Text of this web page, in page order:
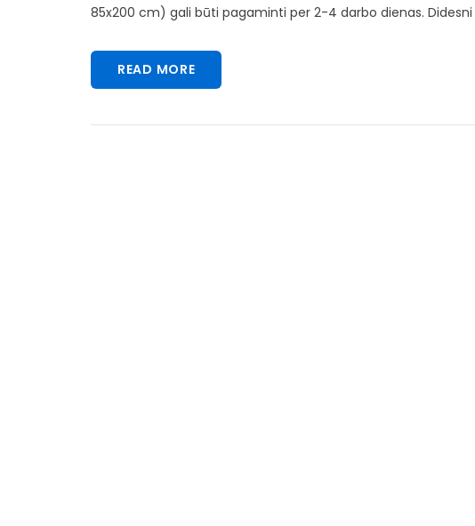
85x200 cm) gali būti pagaminti per 2-4 darbo dienas. Didesni
READ MORE